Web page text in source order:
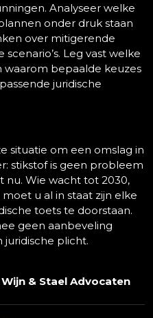
Analyseer welke
onder druk staan
over mitigerende
Leg vast welke
waarom bepaalde keuzes
juridische
situatie om een omslag in
stikstof is geen probleem
nu. Wie wacht tot 2030,
u al in staat zijn elke
toets te doorstaan.
geen aanbeveling
juridische plicht.
& Stael Advocaten